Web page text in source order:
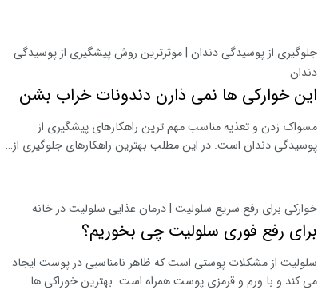
جلوگیری از پوسیدگی دندان | موثرترین روش پیشگیری از پوسیدگی
دندان
این خوارکی ها نمی ذارن دندونات خراب بشن
مسواک زدن و تعذیه مناسب مهم ترین راهکارهای پیشگیری از
پوسیدگی دندان است. در این مطلب بهترین راهکارهای جلوگیری از…
خوارکی برای رفع سریع سلولیت | درمان غذایی سلولیت در خانه
برای رفع فوری سلولیت چی بخوریم؟
سلولیت از مشکلات پوستی است که ظاهر نامناسبی در پوست ایجاد
می کند و با ورم و قرمزی پوست همراه است. بهترین خوراکی ها…